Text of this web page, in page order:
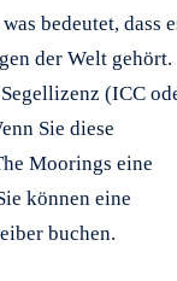
bedeutet, dass
der Welt gehört.
(ICC
Sie diese
Moorings eine
können eine
buchen.